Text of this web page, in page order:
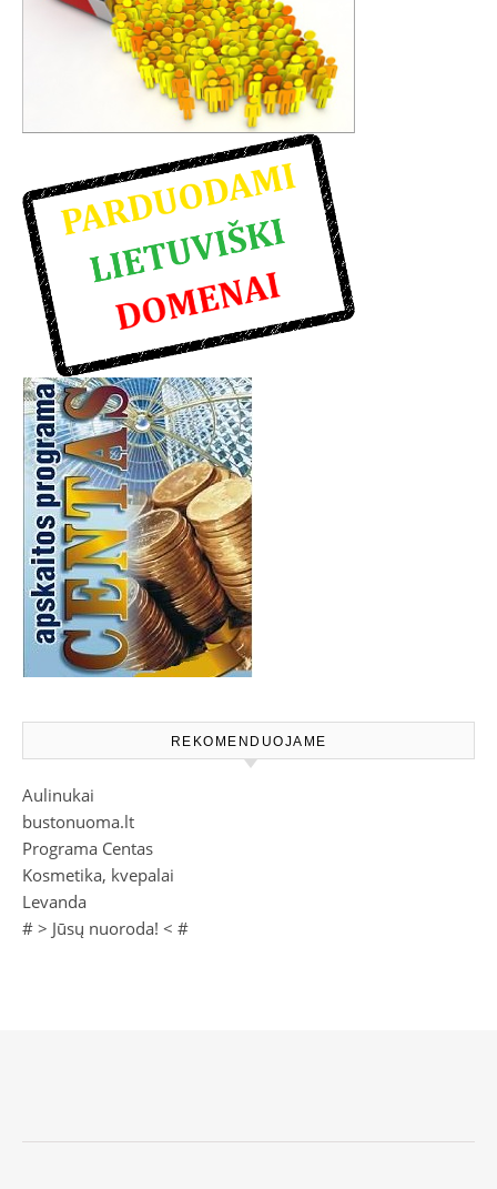
REKOMENDUOJAME
Aulinukai
bustonuoma.lt
Programa Centas
Kosmetika, kvepalai
Levanda
# > Jūsų nuoroda! < #